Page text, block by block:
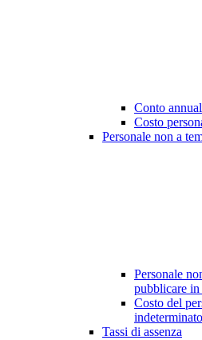
Conto
Costo
Personale non a
Personale
pubblicare in
Costo del
Tassi di assenza